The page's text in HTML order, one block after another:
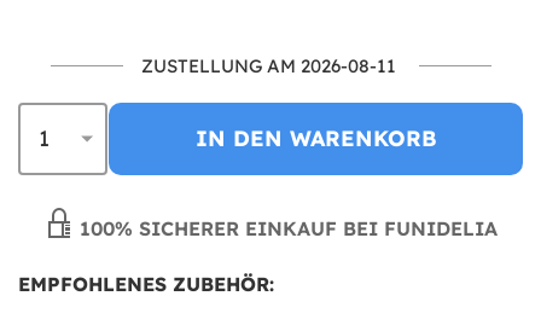
ZUSTELLUNG AM 2026-08-11
IN DEN WARENKORB
100% SICHERER EINKAUF BEI FUNIDELIA
EMPFOHLENES ZUBEHÖR: